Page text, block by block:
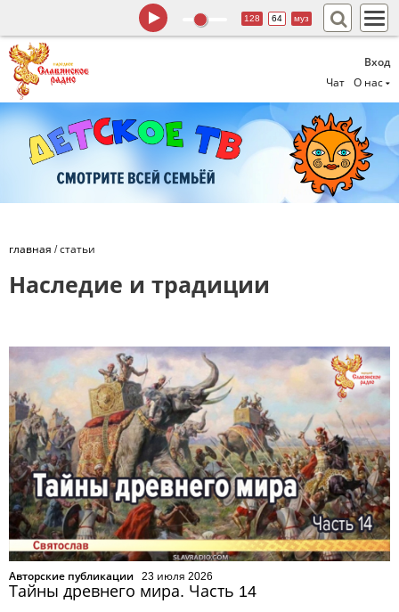
Вход
Чат
О нас
128 64 муз
главная /статьи
Наследие и традиции
Авторские публикации 23 июля 2026
Тайны древнего мира. Часть 14